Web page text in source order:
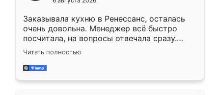
мебели буду заказывать только здесь.
Заказывала кухню в Ренессанс, осталась
очень довольна. Менеджер всё быстро
посчитала, на вопросы отвечала сразу.
Замерщик приехал в субботу, подошёл к
делу со всей ответственностью. Собрали
за день, ребята работали аккуратно, даже
Читать полностью